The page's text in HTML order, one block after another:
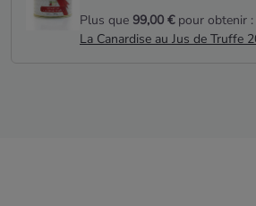
Plus que 99,00 €pour obtenir :
La Canardise au Jus de Truffe